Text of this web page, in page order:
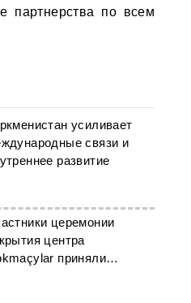
партнерства по всем
усиливает
связи и
развитие
церемонии
центра
приняли
письмо